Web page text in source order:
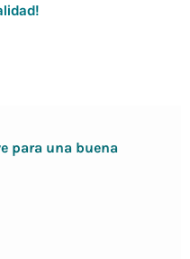
para una buena